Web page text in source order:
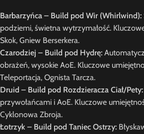
Barbarzyńca – Build pod Wir (Whirlwind):
podziemi, świetna wytrzymałość.
Skok, Gniew Berserkera.
Czarodziej – Build pod Hydrę:
obrażeń, wysokie AoE. Kluczowe
Teleportacja, Ognista Tarcza.
Druid – Build pod Rozdzieracza Ciał/Pety:
przywołańcami i AoE. Kluczowe
Cyklonowa Zbroja.
Łotrzyk – Build pod Taniec Ostrzy: